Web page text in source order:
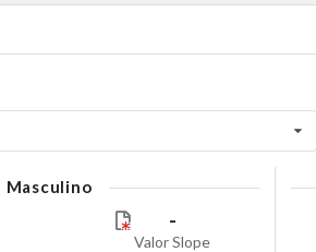
Masculino
-
Valor Slope